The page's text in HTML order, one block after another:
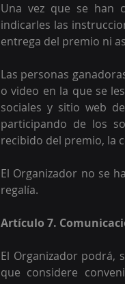
Una vez que se han
indicarles las
entrega del premio ni
Las personas
o video en la que se
sociales y sitio web
participando de los
recibido del premio, la
El Organizador no se
regalía.
Artículo 7.
El Organizador podrá,
que considere